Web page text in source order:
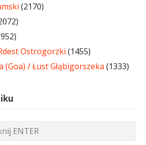
(2170)
Ostrogorzki (1455)
(Goa) / Łust Głąbigorszeka (1333)